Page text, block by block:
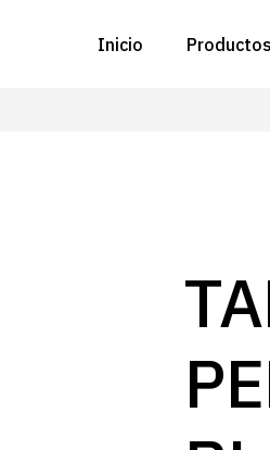
Inicio Productos